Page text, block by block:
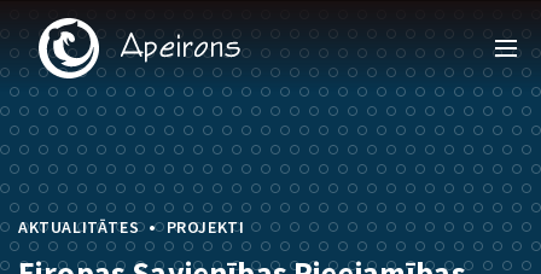
AKTUALITĀTES • PROJEKTI